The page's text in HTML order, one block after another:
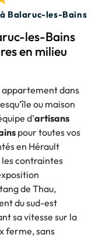
Balaruc-les-Bains
les-Bains
en milieu
appartement dans
ou maison
d’artisans
pour toutes vos
en Hérault
contraintes
de Thau,
du sud-est
sa vitesse sur la
ferme, sans